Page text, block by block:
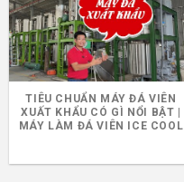
TIÊU CHUẨN MÁY ĐÁ VIÊN
XUẤT KHẨU CÓ GÌ NỔI BẬT |
MÁY LÀM ĐÁ VIÊN ICE COOL